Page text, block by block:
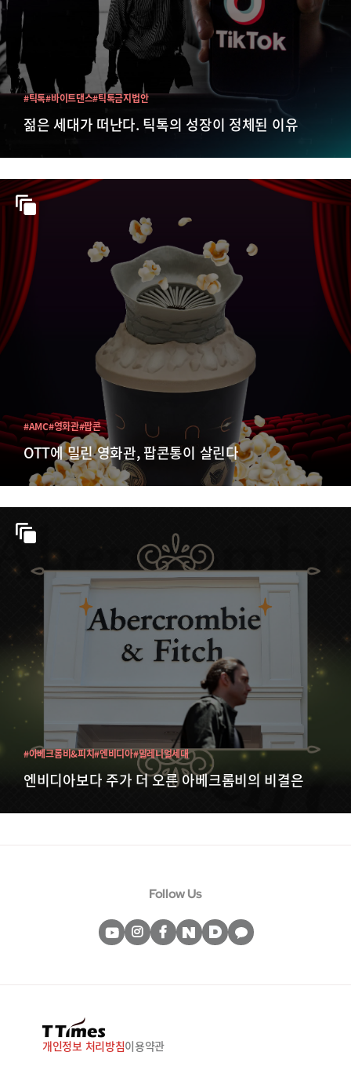
젊은 세대가 떠난다. 틱톡의 성장이 정체된 이유
#틱톡#바이트댄스#틱톡금지법안
OTT에 밀린 영화관, 팝콘통이 살린다
#AMC#영화관#팝콘
엔비디아보다 주가 더 오른 아베크롬비의 비결은
#아베크롬비&피치#엔비디아#밀레니얼세대
Follow Us
개인정보 처리방침이용약관